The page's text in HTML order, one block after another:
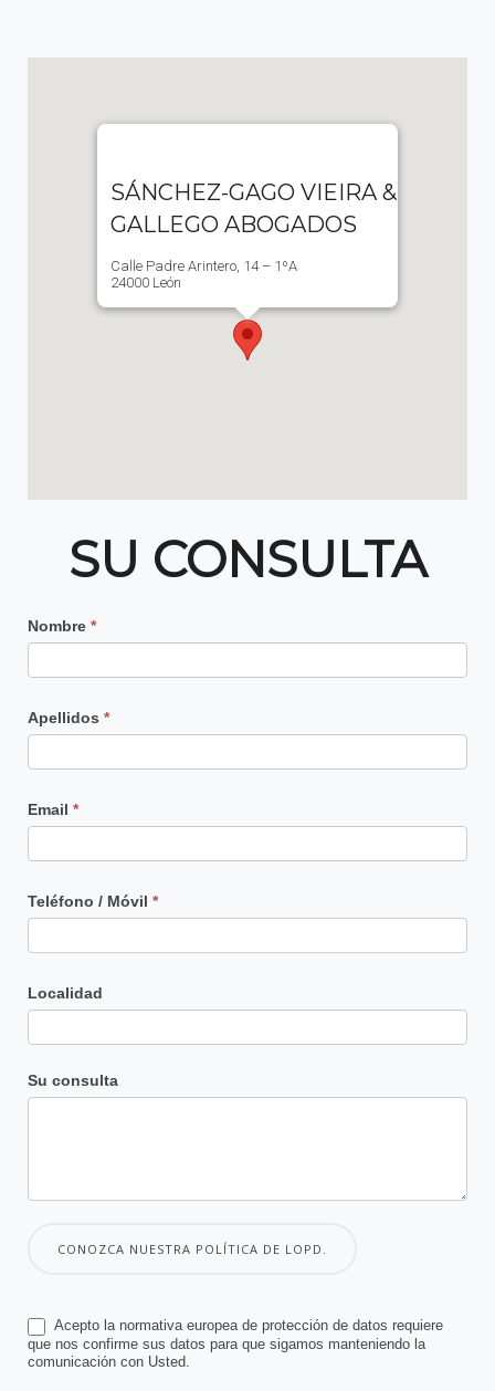
SÁNCHEZ-GAGO VIEIRA &
GALLEGO ABOGADOS
Calle Padre Arintero, 14 – 1ºA
24000 León
SU CONSULTA
Contacto
Principal
Nombre *
Apellidos *
Email *
Teléfono / Móvil *
Localidad
Su consulta
CONOZCA NUESTRA POLÍTICA DE LOPD.
Acepto la normativa europea de protección de datos requiere
que nos confirme sus datos para que sigamos manteniendo la
comunicación con Usted.